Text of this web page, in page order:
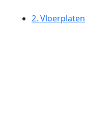
2. Vloerplaten